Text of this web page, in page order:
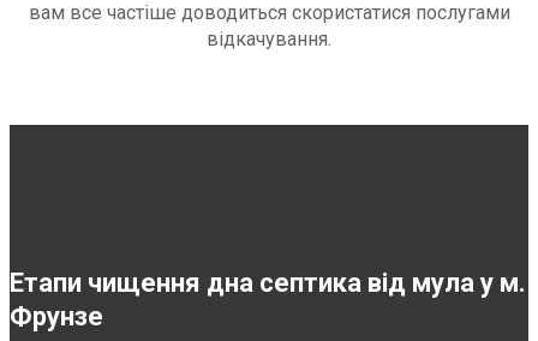
вам все частіше доводиться скористатися послугами
відкачування.
Етапи чищення дна септика від мула у м.
Фрунзе